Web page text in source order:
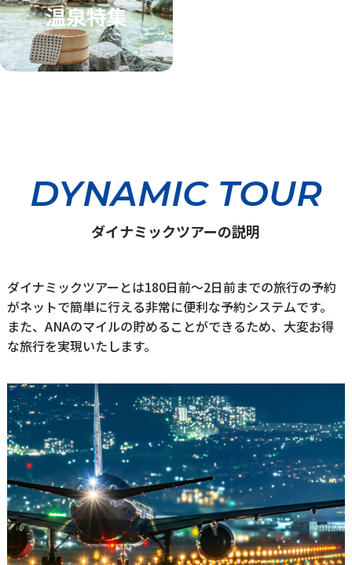
温泉特集
DYNAMIC TOUR
ダイナミックツアーの説明
ダイナミックツアーとは180日前～2日前までの旅行の予約
がネットで簡単に行える非常に便利な予約システムです。
また、ANAのマイルの貯めることができるため、大変お得
な旅行を実現いたします。